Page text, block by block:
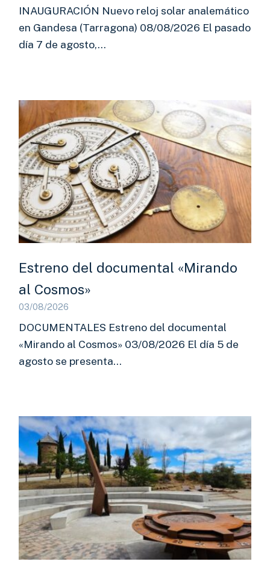
INAUGURACIÓN Nuevo reloj solar analemático
en Gandesa (Tarragona) 08/08/2026 El pasado
día 7 de agosto,…
Estreno del documental «Mirando
al Cosmos»
03/08/2026
DOCUMENTALES Estreno del documental
«Mirando al Cosmos» 03/08/2026 El día 5 de
agosto se presenta…